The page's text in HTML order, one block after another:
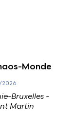
Monde
2026
Bruxelles -
Martin